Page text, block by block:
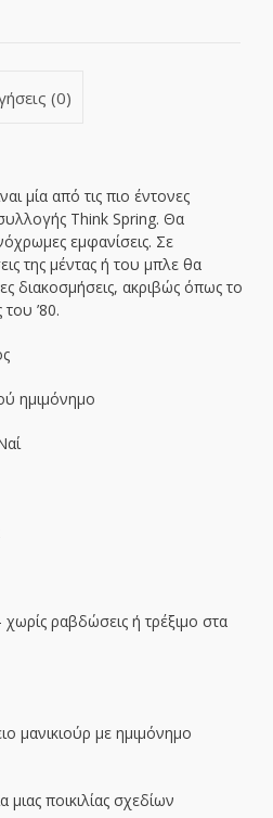
(0)
μία από τις πιο έντονες
Think Spring. Θα
εμφανίσεις. Σε
της μέντας ή του μπλε θα
διακοσμήσεις, ακριβώς όπως το
του ’80.
ημιμόνημο
ραβδώσεις ή τρέξιμο στα
μανικιούρ με ημιμόνημο
μιας ποικιλίας σχεδίων